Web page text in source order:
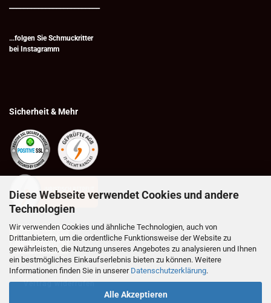
Diese Webseite verwendet Cookies und andere
Technologien
Wir verwenden Cookies und ähnliche Technologien, auch von
Drittanbietern, um die ordentliche Funktionsweise der Website zu
gewährleisten, die Nutzung unseres Angebotes zu analysieren und Ihnen
ein bestmögliches Einkaufserlebnis bieten zu können. Weitere
Informationen finden Sie in unserer Datenschutzerklärung.
Alle Akzeptieren
...folgen Sie Schmuckritter
bei Instagramm
Sicherheit & Mehr
Vertrag widerrufen